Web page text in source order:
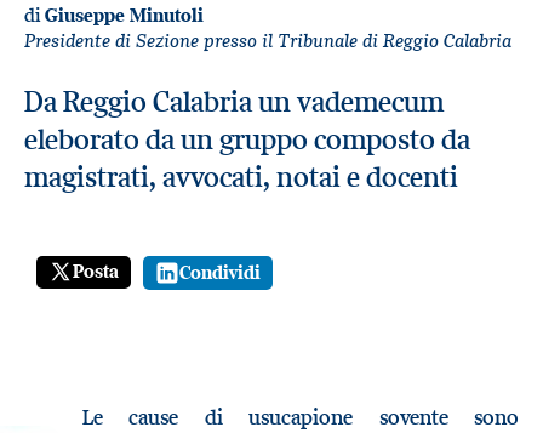
di Giuseppe Minutoli
Presidente di Sezione presso il Tribunale di Reggio Calabria
Da Reggio Calabria un vademecum
eleborato da un gruppo composto da
magistrati, avvocati, notai e docenti
Posta Condividi
Le cause di usucapione sovente sono